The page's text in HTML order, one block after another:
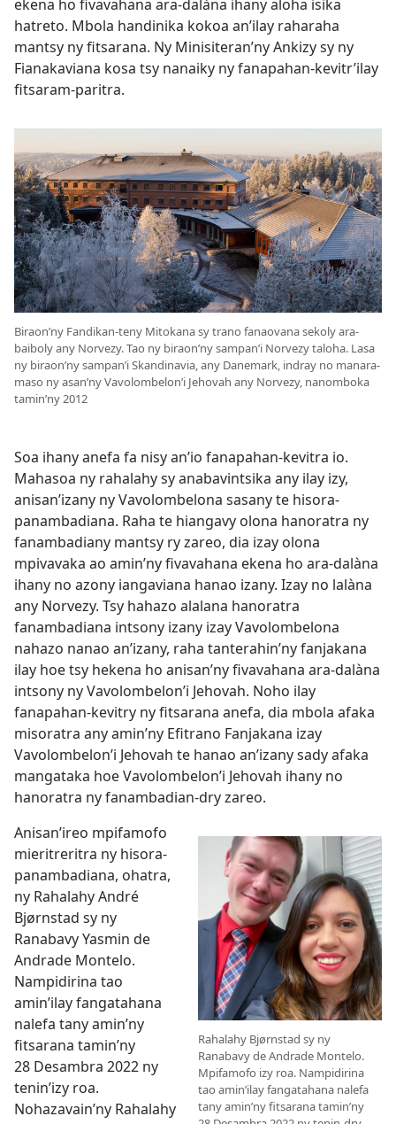
ekena ho fivavahana ara-dalàna ihany aloha isika
hatreto. Mbola handinika kokoa an’ilay raharaha
mantsy ny fitsarana. Ny Minisiteran’ny Ankizy sy ny
Fianakaviana kosa tsy nanaiky ny fanapahan-kevitr’ilay
fitsaram-paritra.
Biraon’ny Fandikan-teny Mitokana sy trano fanaovana sekoly ara-
baiboly any Norvezy. Tao ny biraon’ny sampan’i Norvezy taloha. Lasa
ny biraon’ny sampan’i Skandinavia, any Danemark, indray no manara-
maso ny asan’ny Vavolombelon’i Jehovah any Norvezy, nanomboka
tamin’ny 2012
Soa ihany anefa fa nisy an’io fanapahan-kevitra io.
Mahasoa ny rahalahy sy anabavintsika any ilay izy,
anisan’izany ny Vavolombelona sasany te hisora-
panambadiana. Raha te hiangavy olona hanoratra ny
fanambadiany mantsy ry zareo, dia izay olona
mpivavaka ao amin’ny fivavahana ekena ho ara-dalàna
ihany no azony iangaviana hanao izany. Izay no lalàna
any Norvezy. Tsy hahazo alalana hanoratra
fanambadiana intsony izany izay Vavolombelona
nahazo nanao an’izany, raha tanterahin’ny fanjakana
ilay hoe tsy hekena ho anisan’ny fivavahana ara-dalàna
intsony ny Vavolombelon’i Jehovah. Noho ilay
fanapahan-kevitry ny fitsarana anefa, dia mbola afaka
misoratra any amin’ny Efitrano Fanjakana izay
Vavolombelon’i Jehovah te hanao an’izany sady afaka
mangataka hoe Vavolombelon’i Jehovah ihany no
hanoratra ny fanambadian-dry zareo.
Rahalahy Bjørnstad sy ny
Ranabavy de Andrade Montelo.
Mpifamofo izy roa. Nampidirina
tao amin’ilay fangatahana nalefa
tany amin’ny fitsarana tamin’ny
Anisan’ireo mpifamofo
mieritreritra ny hisora-
panambadiana, ohatra,
ny Rahalahy André
Bjørnstad sy ny
Ranabavy Yasmin de
Andrade Montelo.
Nampidirina tao
amin’ilay fangatahana
nalefa tany amin’ny
fitsarana tamin’ny
28 Desambra 2022 ny
tenin’izy roa.
Nohazavain’ny Rahalahy